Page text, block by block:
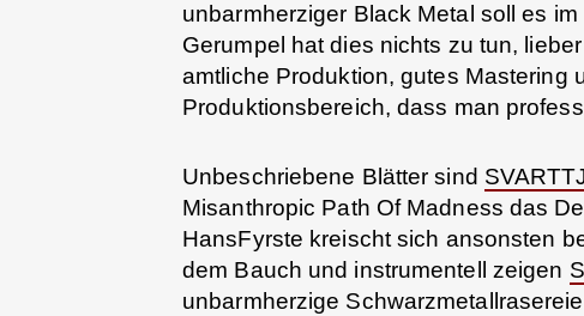
unbarmherziger Black Metal soll es
Gerumpel hat dies nichts zu tun,
amtliche Produktion, gutes Mastering
Produktionsbereich, dass man
Unbeschriebene Blätter sind
Misanthropic Path Of Madness das
HansFyrste kreischt sich ansonsten
dem Bauch und instrumentell zeigen
unbarmherzige